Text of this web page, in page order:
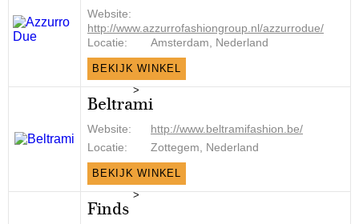
Website:
http://www.azzurrofashiongroup.nl/azzurrodue/
Locatie:
Amsterdam, Nederland
BEKIJK WINKEL
>
Beltrami
Website:
http://www.beltramifashion.be/
Locatie:
Zottegem, Nederland
BEKIJK WINKEL
>
Finds